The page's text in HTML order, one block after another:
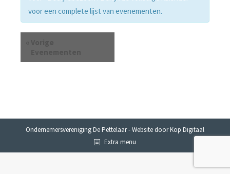
voor een complete lijst van evenementen.
Ondernemersvereniging De Pettelaar -Website door Kop Digitaal
Extra menu